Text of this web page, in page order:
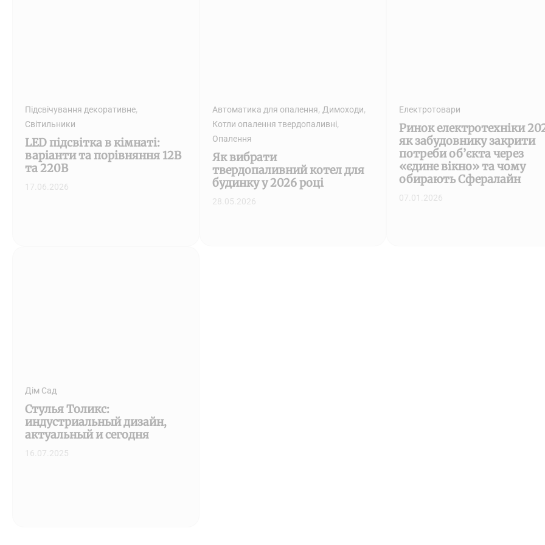
Підсвічування декоративне,
Світильники
LED підсвітка в кімнаті:
варіанти та порівняння 12В
та 220В
17.06.2026
Автоматика для опалення, Димоходи,
Котли опалення твердопаливні,
Опалення
Як вибрати
твердопаливний котел для
будинку у 2026 році
28.05.2026
Електротовари
Ринок електротехніки
як забудовнику закрити
потреби об’єкта через
«єдине вікно» та чому
обирають Сфералайн
07.01.2026
Дім Сад
Стулья Толикс:
индустриальный дизайн,
актуальный и сегодня
16.07.2025